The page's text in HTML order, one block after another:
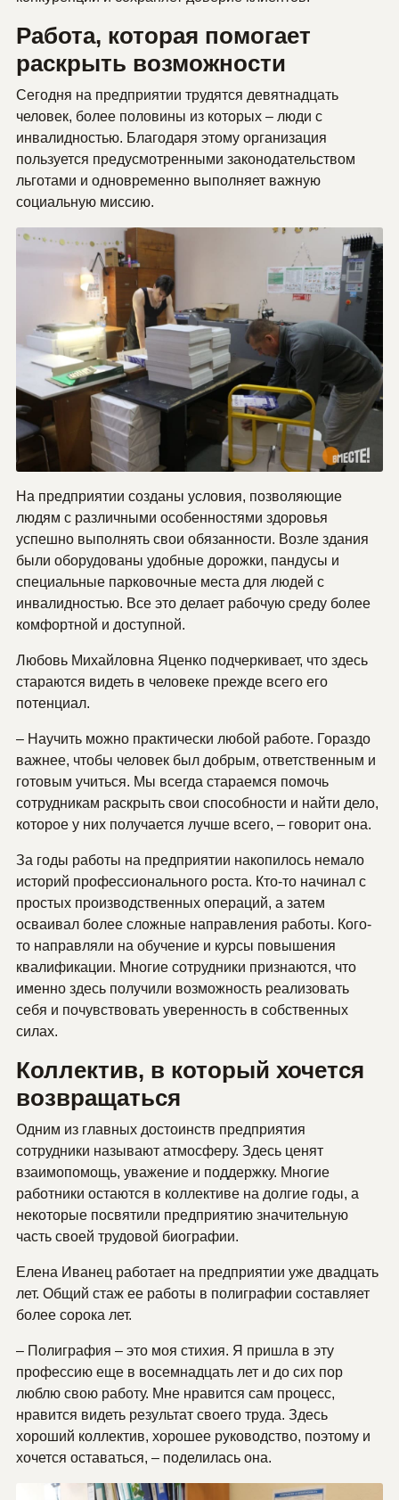
Работа, которая помогает
раскрыть возможности
Сегодня на предприятии трудятся девятнадцать
человек, более половины из которых – люди с
инвалидностью. Благодаря этому организация
пользуется предусмотренными законодательством
льготами и одновременно выполняет важную
социальную миссию.
На предприятии созданы условия, позволяющие
людям с различными особенностями здоровья
успешно выполнять свои обязанности. Возле здания
были оборудованы удобные дорожки, пандусы и
специальные парковочные места для людей с
инвалидностью. Все это делает рабочую среду более
комфортной и доступной.
Любовь Михайловна Яценко подчеркивает, что здесь
стараются видеть в человеке прежде всего его
потенциал.
– Научить можно практически любой работе. Гораздо
важнее, чтобы человек был добрым, ответственным и
готовым учиться. Мы всегда стараемся помочь
сотрудникам раскрыть свои способности и найти дело,
которое у них получается лучше всего, – говорит она.
За годы работы на предприятии накопилось немало
историй профессионального роста. Кто-то начинал с
простых производственных операций, а затем
осваивал более сложные направления работы. Кого-
то направляли на обучение и курсы повышения
квалификации. Многие сотрудники признаются, что
именно здесь получили возможность реализовать
себя и почувствовать уверенность в собственных
силах.
Коллектив, в который хочется
возвращаться
Одним из главных достоинств предприятия
сотрудники называют атмосферу. Здесь ценят
взаимопомощь, уважение и поддержку. Многие
работники остаются в коллективе на долгие годы, а
некоторые посвятили предприятию значительную
часть своей трудовой биографии.
Елена Иванец работает на предприятии уже двадцать
лет. Общий стаж ее работы в полиграфии составляет
более сорока лет.
– Полиграфия – это моя стихия. Я пришла в эту
профессию еще в восемнадцать лет и до сих пор
люблю свою работу. Мне нравится сам процесс,
нравится видеть результат своего труда. Здесь
хороший коллектив, хорошее руководство, поэтому и
хочется оставаться, – поделилась она.